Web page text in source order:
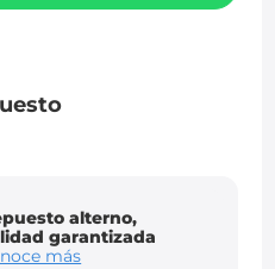
alterno,
garantizada
más